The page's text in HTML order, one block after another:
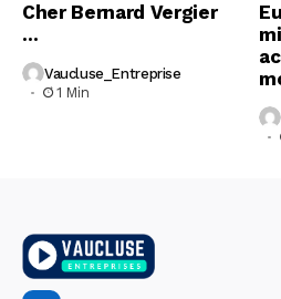
Cher Bernard Vergier
…
Vaucluse_Entreprise
1 Min